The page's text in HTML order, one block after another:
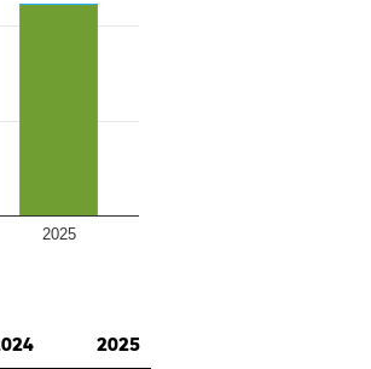
2025
2025